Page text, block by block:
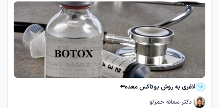
لاغری به روش بوتاکس معده⬅️
دکتر سمانه حمزلو